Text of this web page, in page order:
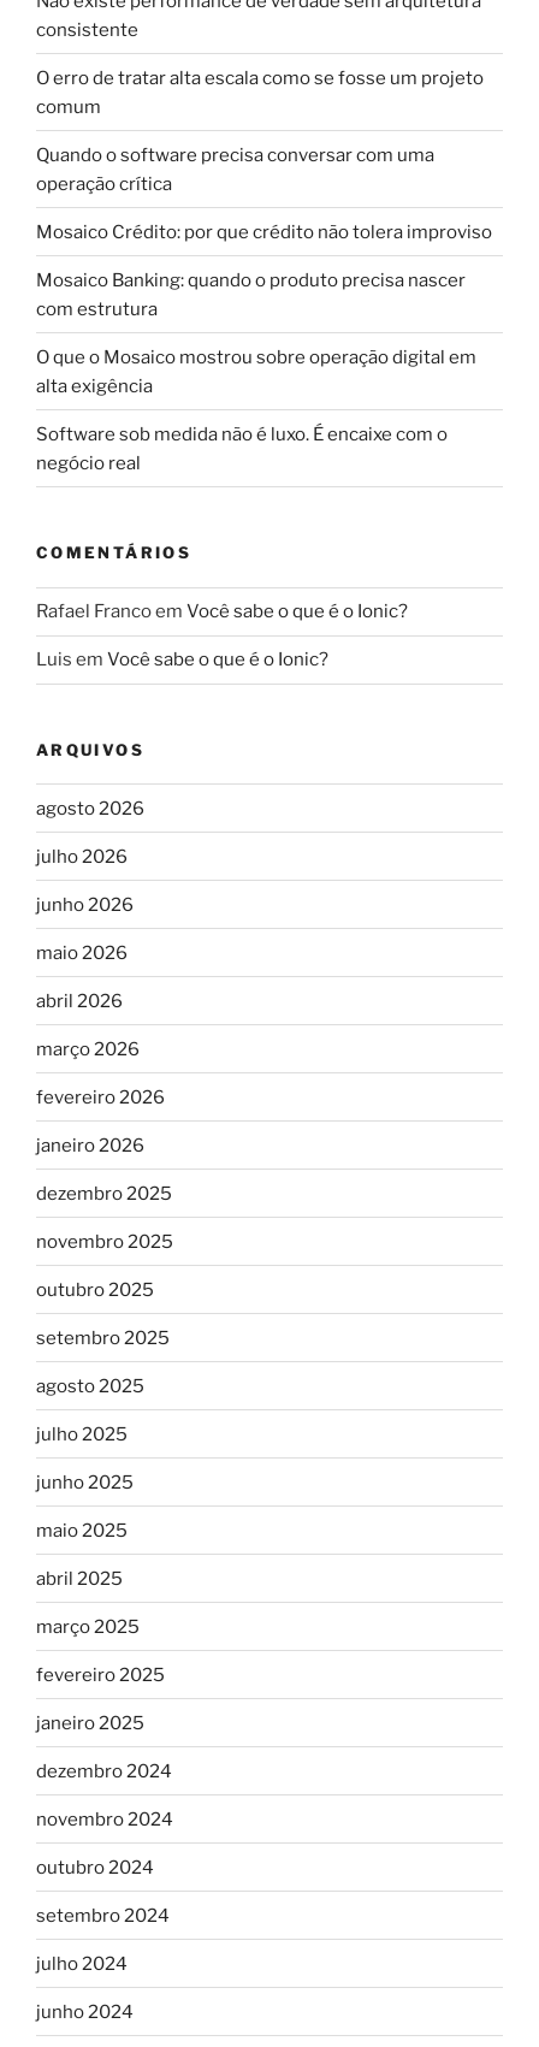
consistente
O erro de tratar alta escala como se fosse um projeto
comum
Quando o software precisa conversar com uma
operação crítica
Mosaico Crédito: por que crédito não tolera improviso
Mosaico Banking: quando o produto precisa nascer
com estrutura
O que o Mosaico mostrou sobre operação digital em
alta exigência
Software sob medida não é luxo. É encaixe com o
negócio real
COMENTÁRIOS
Rafael Francoem Você sabe o que é o Ionic?
Luis em Você sabe o que é o Ionic?
ARQUIVOS
agosto 2026
julho 2026
junho 2026
maio 2026
abril 2026
março 2026
fevereiro 2026
janeiro 2026
dezembro 2025
novembro 2025
outubro 2025
setembro 2025
agosto 2025
julho 2025
junho 2025
maio 2025
abril 2025
março 2025
fevereiro 2025
janeiro 2025
dezembro 2024
novembro 2024
outubro 2024
setembro 2024
julho 2024
junho 2024